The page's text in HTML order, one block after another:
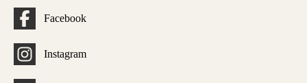
Facebook
Instagram